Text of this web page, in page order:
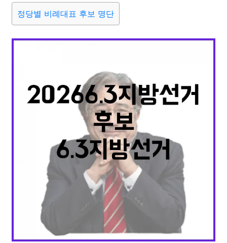
요리 상품리뷰 원예 금융
건강 의료
부동산 외국어 교육 교통 생활 기타
정당별 비례대표 후보 명단